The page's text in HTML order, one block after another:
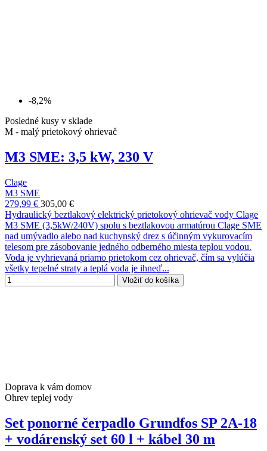
-8,2%
Posledné kusy v sklade
M - malý prietokový ohrievač
M3 SME: 3,5 kW, 230 V
Clage
M3 SME
279,99 € 305,00 €
Hydraulický beztlakový elektrický prietokový ohrievač vody Clage
M3 SME (3,5kW/240V) spolu s beztlakovou armatúrou Clage SME
nad umývadlo alebo nad kuchynský drez s účinným vykurovacím
telesom pre zásobovanie jedného odberného miesta teplou vodou.
Voda je vyhrievaná priamo prietokom cez ohrievač, čím sa vylúčia
všetky tepelné straty a teplá voda je ihneď...
Vložiť do košíka
Doprava k vám domov
Ohrev teplej vody
Set ponorné čerpadlo Grundfos SP 2A-18
+ vodárenský set 60 l + kábel 30 m